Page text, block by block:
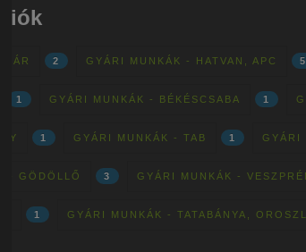
2 GYÁRI MUNKÁK - HATVAN, APC 5
1 GYÁRI MUNKÁK - BÉKÉSCSABA 1
1 GYÁRI MUNKÁK - TAB 1 GYÁRI
- GÖDÖLLŐ 3 GYÁRI MUNKÁK -
1 GYÁRI MUNKÁK - TATABÁNYA,